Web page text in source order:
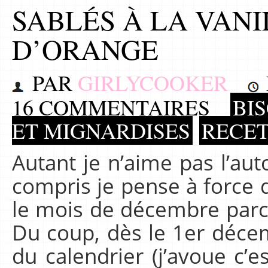
SABLÉS À LA
D’ORANGE
PAR GIRLYCOOKER
16 COMMENTAIRES
ET MIGNARDISES
Autant je n’aime pas
compris je pense à force
le mois de décembre
Du coup, dès le 1er
du calendrier (j’avoue